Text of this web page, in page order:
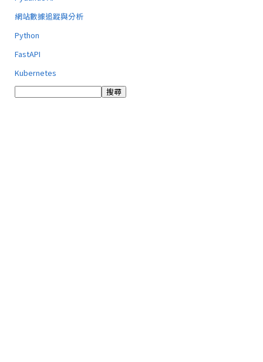
網站數據追蹤與分析
Python
FastAPI
Kubernetes